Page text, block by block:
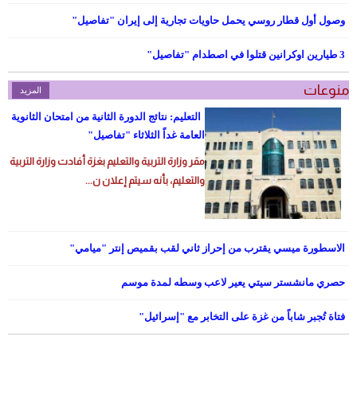
وصول أول قطار روسي يحمل حاويات تجارية إلى إيران "تفاصيل"
3 طيارين اوكرانين قتلوا في اصطدام "تفاصيل"
منوعات المزيد
التعليم: نتائج الدورة الثانية من امتحان الثانوية
العامة غداً الثلاثاء "تفاصيل"
مقر وزارة التربية والتعليم بغزة أفادت وزارة التربية
والتعليم، بأنه سيتم إعلان ن...
الاسطورة ميسي يقترب من إحراز ثاني لقب بقميص إنتر "ميامي"
حصري مانشستر سيتي يعير لاعب وسطه لمدة موسم
فتاة تُجبر شاباً من غزة على التخابر مع "إسرائيل"